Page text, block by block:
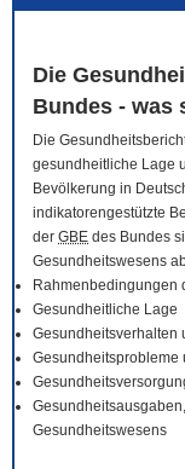
Die
Bundes - was
Die
gesundheitliche Lage
Bevölkerung in
indikatorengestützte
der GBE des Bundes
Gesundheitswesens
Rahmenbedingungen
Gesundheitliche Lage
Gesundheitsverhalten
Gesundheitsprobleme
Gesundheitswesens